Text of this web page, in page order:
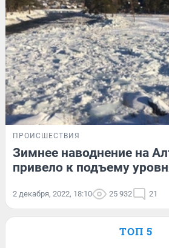
ПРОИСШЕСТВИЯ
Зимнее наводнение на
привело к подъему
2 декабря, 2022, 18:10 25 932 21
ТОП 5